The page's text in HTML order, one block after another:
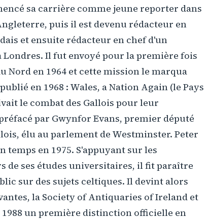
sa carrière comme jeune reporter dans
puis il est devenu rédacteur en
et ensuite rédacteur en chef d'un
Il fut envoyé pour la première fois
en 1964 et cette mission le marqua
en 1968 : Wales, a Nation Again (le Pays
le combat des Gallois pour leur
par Gwynfor Evans, premier député
élu au parlement de Westminster. Peter
en 1975. S'appuyant sur les
de ses études universitaires, il fit paraître
sur des sujets celtiques. Il devint alors
la Society of Antiquaries of Ireland et
un première distinction officielle en